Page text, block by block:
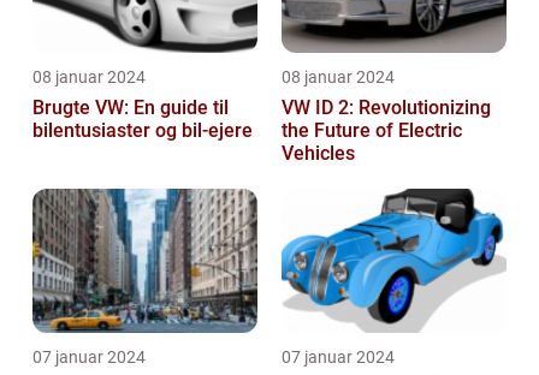
08 januar 2024
Brugte VW: En guide til
bilentusiaster og bil-ejere
08 januar 2024
VW ID 2: Revolutionizing
the Future of Electric
Vehicles
07 januar 2024 07 januar 2024